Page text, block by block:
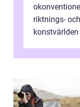
riktnings-